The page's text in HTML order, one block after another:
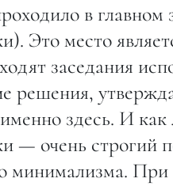
в
Это место
заседания
решения,
здесь. И
— очень строгий
минимализма.